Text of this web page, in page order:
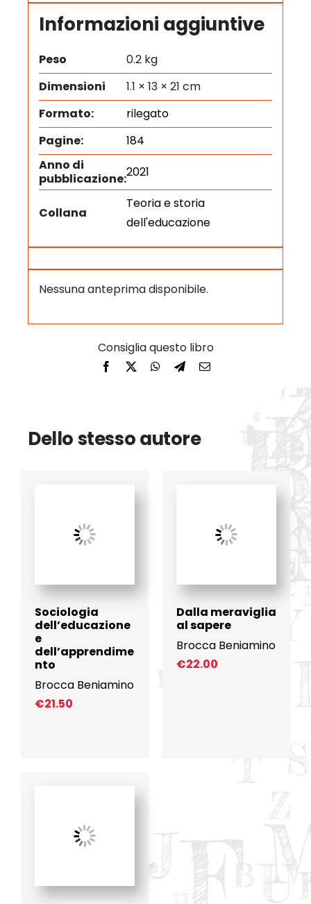
Informazioni aggiuntive
Peso
0.2 kg
Dimensioni
1.1 × 13 × 21 cm
Formato:
rilegato
Pagine:
184
Anno di
pubblicazione:2021
Collana
Teoria e storia
dell'educazione
Nessuna anteprima disponibile.
Dello stesso autore
Sociologia
dell’educazione
e
dell’apprendime
nto
Brocca Beniamino
€21.50
Dalla meraviglia
al sapere
Brocca Beniamino
€22.00